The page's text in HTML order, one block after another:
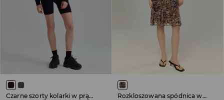
Czarne szorty kolarki w prążki
Rozkloszowana spódnica w zwierzęcy wzór